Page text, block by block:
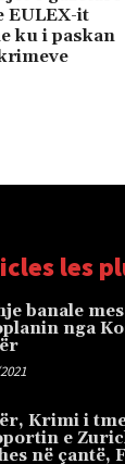
EULEX-it
ku i paskan
les
banale
nga
Krimi i
e
në çantë,